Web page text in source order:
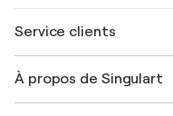
Service clients
Expédition
À propos de Singulart